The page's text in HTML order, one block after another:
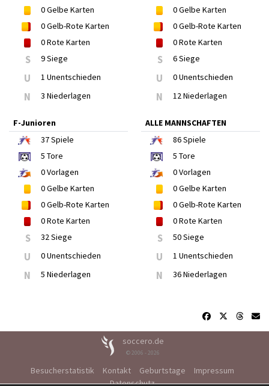
0Gelbe Karten
0Gelb-Rote Karten
0Rote Karten
S 9 Siege
U 1 Unentschieden
N 3 Niederlagen
0Gelbe Karten
0Gelb-Rote Karten
0Rote Karten
S 6 Siege
U 0 Unentschieden
N 12 Niederlagen
F-Junioren
37Spiele
5 Tore
0Vorlagen
0Gelbe Karten
0Gelb-Rote Karten
0Rote Karten
S 32 Siege
U 0 Unentschieden
N 5 Niederlagen
ALLE MANNSCHAFTEN
86Spiele
5 Tore
0Vorlagen
0Gelbe Karten
0Gelb-Rote Karten
0Rote Karten
S 50 Siege
U 1 Unentschieden
N 36 Niederlagen
soccero.de
© 2006 - 2026
Besucherstatistik Kontakt Geburtstage
Impressum
Datenschutz